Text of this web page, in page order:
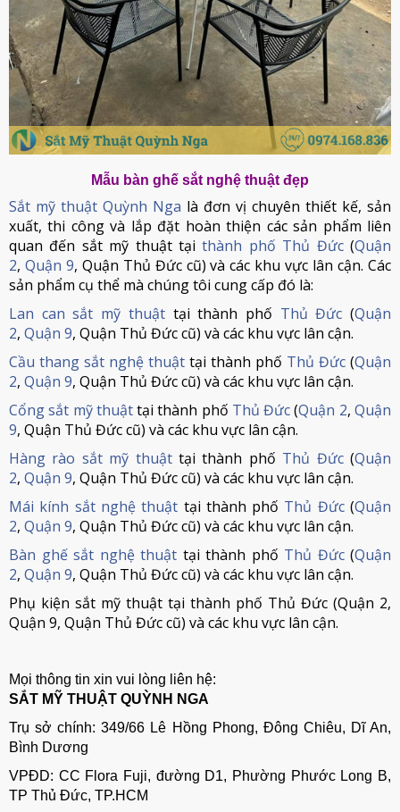
Mẫu bàn ghế sắt nghệ thuật đẹp
Sắt mỹ thuật Quỳnh Nga là đơn vị chuyên thiết kế, sản
xuất, thi công và lắp đặt hoàn thiện các sản phẩm liên
quan đến sắt mỹ thuật tạithành phố Thủ Đức(Quận
2, Quận 9, Quận Thủ Đức cũ) và các khu vực lân cận. Các
sản phẩm cụ thể mà chúng tôi cung cấp đó là:
Lan can sắt mỹ thuậttại thành phố Thủ Đức (Quận
2, Quận 9, Quận Thủ Đức cũ) và các khu vực lân cận.
Cầu thang sắt nghệ thuật tại thành phố Thủ Đức (Quận
2, Quận 9, Quận Thủ Đức cũ) và các khu vực lân cận.
Cổng sắt mỹ thuậttại thành phố Thủ Đức(Quận 2,Quận
9, Quận Thủ Đức cũ) và các khu vực lân cận.
Hàng rào sắt mỹ thuậttại thành phố Thủ Đức(Quận
2, Quận 9, Quận Thủ Đức cũ) và các khu vực lân cận.
Mái kính sắt nghệ thuật tại thành phố Thủ Đức(Quận
2, Quận 9, Quận Thủ Đức cũ) và các khu vực lân cận.
Bàn ghế sắt nghệ thuật tại thành phố Thủ Đức(Quận
2, Quận 9, Quận Thủ Đức cũ) và các khu vực lân cận.
Phụ kiện sắt mỹ thuật tại thành phố Thủ Đức (Quận 2,
Quận 9, Quận Thủ Đức cũ) và các khu vực lân cận.
Mọi thông tin xin vui lòng liên hệ:
SẮT MỸ THUẬT QUỲNH NGA
Trụ sở chính: 349/66 Lê Hồng Phong, Đông Chiêu, Dĩ An,
Bình Dương
VPĐD: CC Flora Fuji, đường D1, Phường Phước Long B,
TP Thủ Đức, TP.HCM